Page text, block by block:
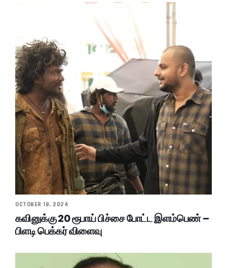
OCTOBER 18, 2024
கவினுக்கு 20 ரூபாய் பிச்சை போட்ட இளம்பெண் –
பிளடி பெக்கர் விளைவு